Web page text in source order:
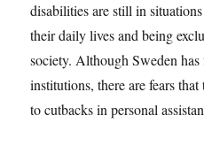
disabilities are still in
their daily lives and being
society. Although Sweden
institutions, there are fears
to cutbacks in personal